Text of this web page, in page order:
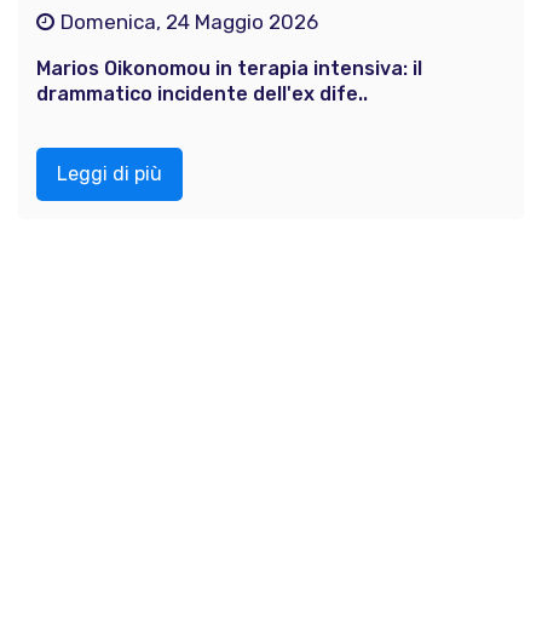
Domenica, 24 Maggio 2026
Marios Oikonomou in terapia intensiva: il
drammatico incidente dell'ex dife..
Leggi di più